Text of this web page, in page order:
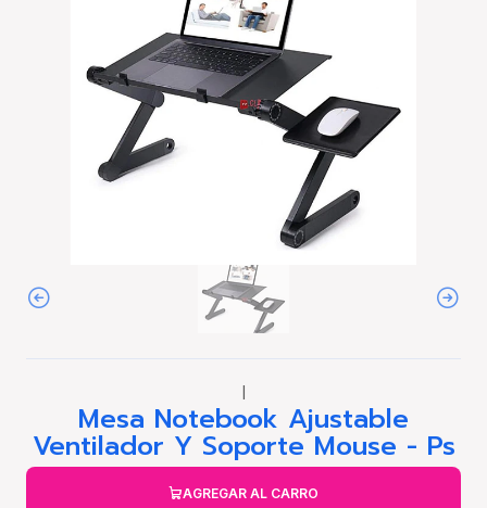
|
Mesa Notebook Ajustable
Ventilador Y Soporte Mouse - Ps
AGREGAR AL CARRO